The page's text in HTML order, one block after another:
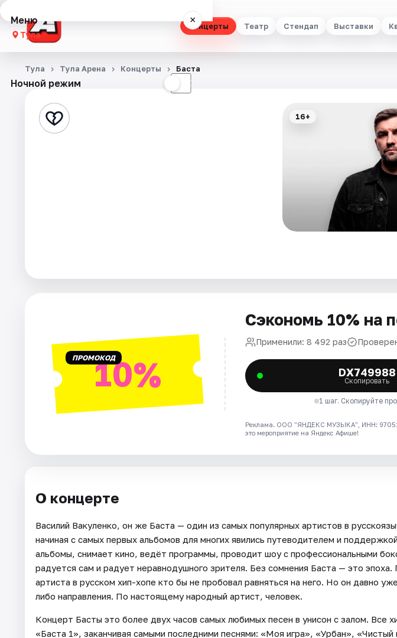
Концерты Театр Стендап Выставки
Меню ×
Тула
Концерты
Стендап
Артисты
Ночной режим ☾
Тула Тула Арена Концерты Баста
16+
ПРОМОКОД10%
Сэкономь 10% на
Применили: 8 492 раз
DX749988
Скопировать
1 шаг. Скопируйте
Реклама. ООО "ЯНДЕКС МУЗЫКА", ИНН:
это мероприятие на Яндекс Афише!
О концерте
Василий Вакуленко, он же Баста — один из самых популярных артистов в
начиная с самых первых альбомов для многих явились путеводителем и
альбомы, снимает кино, ведёт программы, проводит шоу с профессиональными
радуется сам и радует неравнодушного зрителя. Без сомнения Баста — это
артиста в русском хип-хопе кто бы не пробовал равняться на него. Но он давно
либо направления. По настоящему народный артист, человек.
Концерт Басты это более двух часов самых любимых песен в унисон с залом. Все
«Баста 1», заканчивая самыми последними песнями: «Моя игра», «Урбан»,